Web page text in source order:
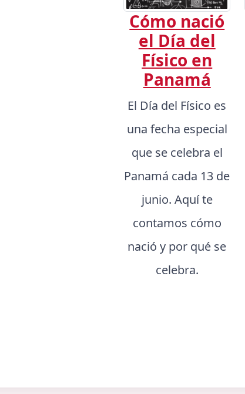
Cómo nació
el Día del
Físico en
Panamá
El Día del Físico es
una fecha especial
que se celebra el
Panamá cada 13 de
junio. Aquí te
contamos cómo
nació y por qué se
celebra.